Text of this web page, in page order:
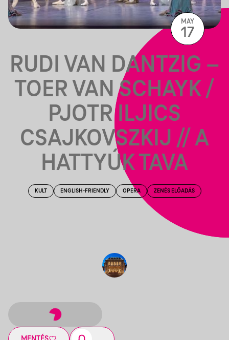
RUDI VAN DANTZIG –
TOER VAN SCHAYK /
PJOTR ILJICS
CSAJKOVSZKIJ // A
HATTYÚK TAVA
KULT ENGLISH-FRIENDLY OPERA ZENÉS ELŐADÁS
MAY
17